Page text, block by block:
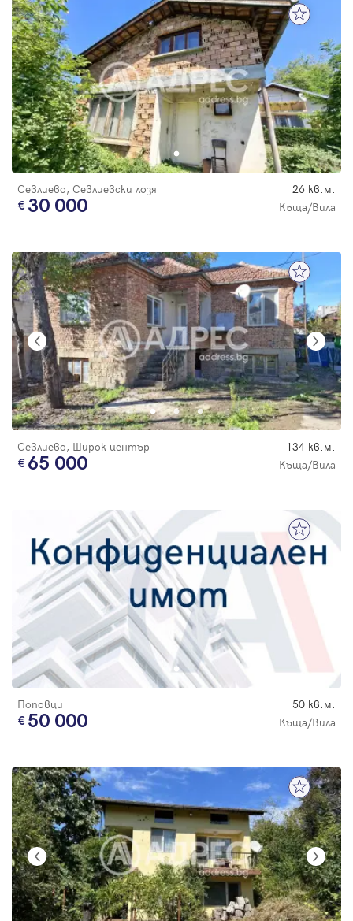
Севлиево, Севлиевски лозя 26 кв.м.
30 000 Къща/Вила
Севлиево, Широк център 134 кв.м.
65 000 Къща/Вила
Поповци 50 кв.м.
50 000 Къща/Вила